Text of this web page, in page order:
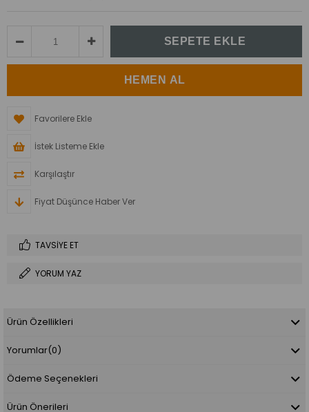
Favorilere Ekle
İstek Listeme Ekle
Karşılaştır
Fiyat Düşünce Haber Ver
TAVSIYE ET
YORUM YAZ
Ürün Özellikleri
Yorumlar(0)
Ödeme Seçenekleri
Ürün Önerileri